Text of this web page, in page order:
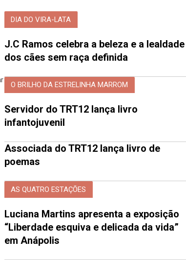
DIA DO VIRA-LATA
J.C Ramos celebra a beleza e a lealdade
dos cães sem raça definida
O BRILHO DA ESTRELINHA MARROM
Servidor do TRT12 lança livro
infantojuvenil
Associada do TRT12 lança livro de
poemas
AS QUATRO ESTAÇÕES
Luciana Martins apresenta a exposição
“Liberdade esquiva e delicada da vida”
em Anápolis